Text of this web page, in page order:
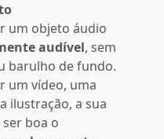
um objeto áudio
audível, sem
barulho de fundo.
um vídeo, uma
ilustração, a sua
boa o